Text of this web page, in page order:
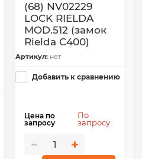
(68) NV02229
LOCK RIELDA
MOD.512 (замок
Rielda C400)
Артикул: нет
Добавить к сравнению
Цена по
запросу
По
запросу